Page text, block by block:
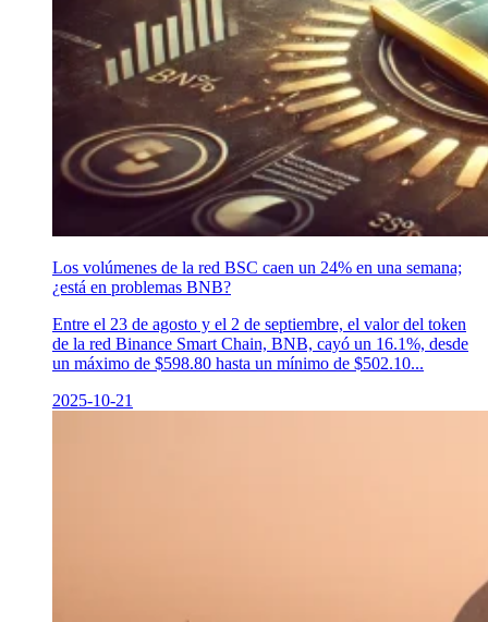
Los volúmenes de la red BSC caen un 24% en una semana;
¿está en problemas BNB?
Entre el 23 de agosto y el 2 de septiembre, el valor del token
de la red Binance Smart Chain, BNB, cayó un 16.1%, desde
un máximo de $598.80 hasta un mínimo de $502.10...
2025-10-21